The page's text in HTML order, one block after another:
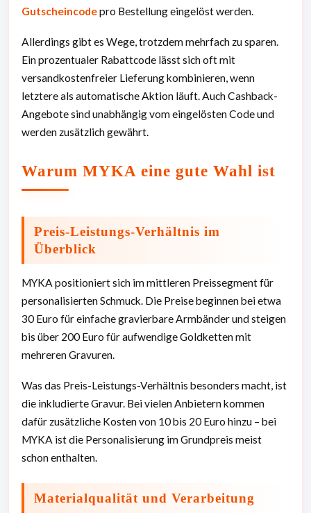
Gutscheincodepro Bestellung eingelöst werden.
Allerdings gibt es Wege, trotzdem mehrfach zu sparen.
Ein prozentualer Rabattcode lässt sich oft mit
versandkostenfreier Lieferung kombinieren, wenn
letztere als automatische Aktion läuft. Auch Cashback-
Angebote sind unabhängig vom eingelösten Code und
werden zusätzlich gewährt.
Warum MYKA eine gute Wahl ist
Preis-Leistungs-Verhältnis im
Überblick
MYKA positioniert sich im mittleren Preissegment für
personalisierten Schmuck. Die Preise beginnen bei etwa
30 Euro für einfache gravierbare Armbänder und steigen
bis über 200 Euro für aufwendige Goldketten mit
mehreren Gravuren.
Was das Preis-Leistungs-Verhältnis besonders macht, ist
die inkludierte Gravur. Bei vielen Anbietern kommen
dafür zusätzliche Kosten von 10 bis 20 Euro hinzu – bei
MYKA ist die Personalisierung im Grundpreis meist
schon enthalten.
Materialqualität und Verarbeitung